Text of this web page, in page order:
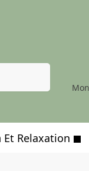
Relaxation